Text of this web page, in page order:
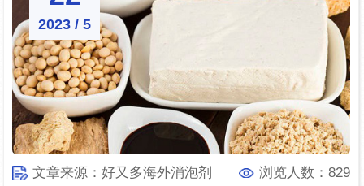
2023 / 5
文章来源：好又多海外消泡剂 浏览人数：829